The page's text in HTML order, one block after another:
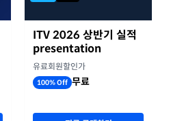
ITV 2026 상반기 실적
presentation
유료회원할인가
100% Off 무료